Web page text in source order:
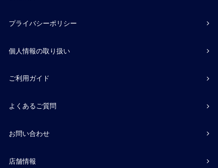
プライバシーポリシー
個人情報の取り扱い
ご利用ガイド
よくあるご質問
お問い合わせ
店舗情報